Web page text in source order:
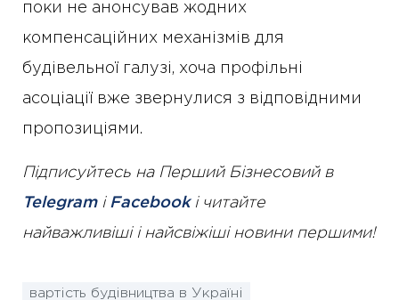
поки не анонсував жодних
компенсаційних механізмів для
будівельної галузі, хоча профільні
асоціації вже звернулися з відповідними
пропозиціями.
Підписуйтесь на Перший Бізнесовий в
Telegramі Facebookі читайте
найважливіші і найсвіжіші новини першими!
вартість будівництва в Україні